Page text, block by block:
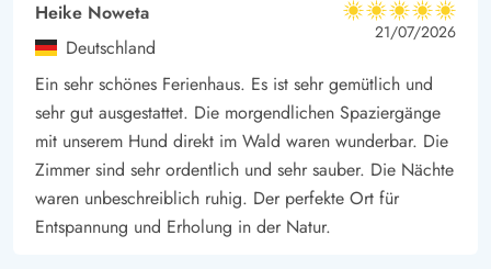
Urlaub problemlos ein eigenes Zimmer bekommen, wenn sie
sich für eine Weile zurückziehen möchten. Euch steht ein
Erlebt die Natur im Brunbjergvej 45
Das Ferienhaus am Brunbjergvej 45 ist mit seiner Lage wie das
Gelbe im Ei, wenn es um Naturerlebnisse geht. Es liegt nicht
nur auf einem schönen Naturgrundstück in einer ruhigen
Sackgasse, sondern ist umgeben von Sträuchern und Bäumen.
Heike Noweta
Deutschland
5 von 5
5 von 5
5 out of 5
21/07/2026
Ein sehr schönes Ferienhaus. Es ist sehr gemütlich und
sehr gut ausgestattet. Die morgendlichen Spaziergänge
mit unserem Hund direkt im Wald waren wunderbar. Die
Zimmer sind sehr ordentlich und sehr sauber. Die Nächte
waren unbeschreiblich ruhig. Der perfekte Ort für
Entspannung und Erholung in der Natur.